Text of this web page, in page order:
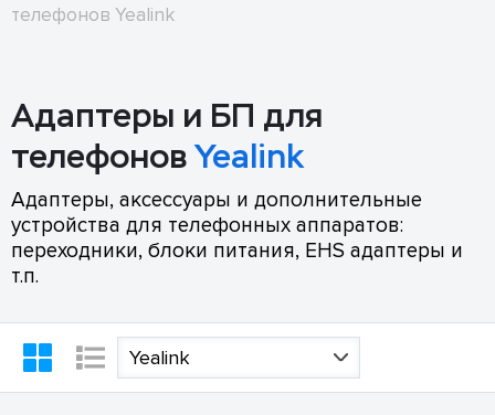
телефонов Yealink
Адаптеры и БП для
телефоновYealink
Адаптеры, аксессуары и дополнительные
устройства для телефонных аппаратов:
переходники, блоки питания, EHS адаптеры и
т.п.
Yealink